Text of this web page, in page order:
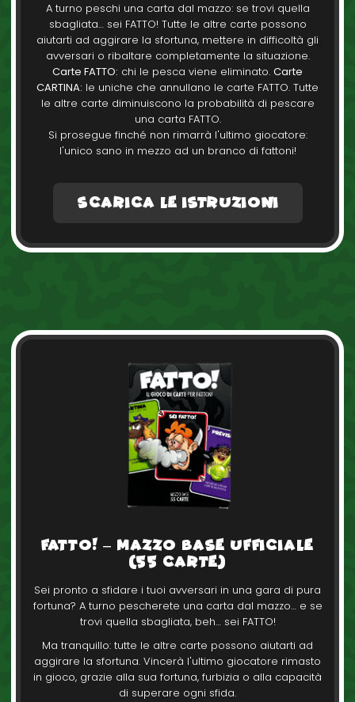
A turno peschi una carta dal mazzo: se trovi quella
sbagliata… sei FATTO! Tutte le altre carte possono
aiutarti ad aggirare la sfortuna, mettere in difficoltà gli
avversari o ribaltare completamente la situazione.
Carte FATTO: chi le pesca viene eliminato. Carte
CARTINA: le uniche che annullano le carte FATTO. Tutte
le altre carte diminuiscono la probabilità di pescare
una carta FATTO.
Si prosegue finché non rimarrà l'ultimo giocatore:
l'unico sano in mezzo ad un branco di fattoni!
Scarica le Istruzioni
FATTO! – Mazzo Base Ufficiale
(55 Carte)
Sei pronto a sfidare i tuoi avversari in una gara di pura
fortuna? A turno pescherete una carta dal mazzo… e se
trovi quella sbagliata, beh… sei FATTO!
Ma tranquillo: tutte le altre carte possono aiutarti ad
aggirare la sfortuna. Vincerà l'ultimo giocatore rimasto
in gioco, grazie alla sua fortuna, furbizia o alla capacità
di superare ogni sfida.